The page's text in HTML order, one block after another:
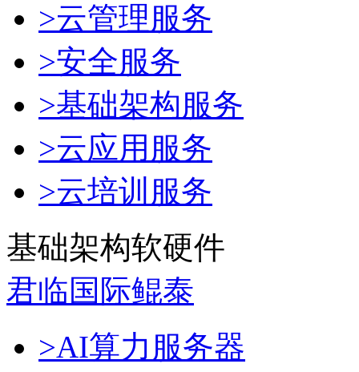
>云管理服务
>安全服务
>基础架构服务
>云应用服务
>云培训服务
基础架构软硬件
君临国际鲲泰
>AI算力服务器